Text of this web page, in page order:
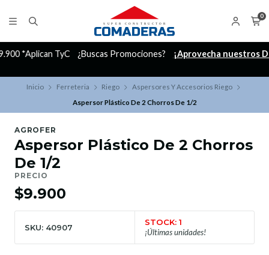
0
¿Buscas Promociones? ¡Aprovecha nuestros Descuentazos!
Inicio Ferreteria Riego
Aspersores Y Accesorios Riego
Aspersor Plástico De 2 Chorros De 1/2
AGROFER
Aspersor Plástico De 2 Chorros
De 1/2
PRECIO
$9.900
SKU: 40907
STOCK: 1
¡Últimas unidades!